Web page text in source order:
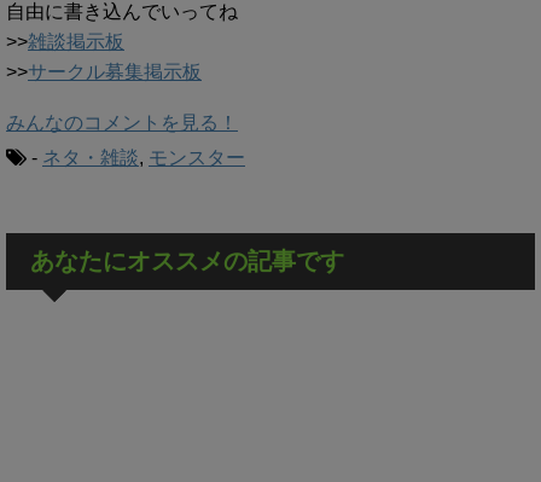
自由に書き込んでいってね
>>雑談掲示板
>>サークル募集掲示板
みんなのコメントを見る！
- ネタ・雑談, モンスター
あなたにオススメの記事です